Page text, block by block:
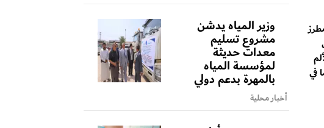
في
وزير المياه يدشن
مشروع تسليم
معدات حديثة
لمؤسسة المياه
بالمهرة بدعم دولي
أخبار محلية